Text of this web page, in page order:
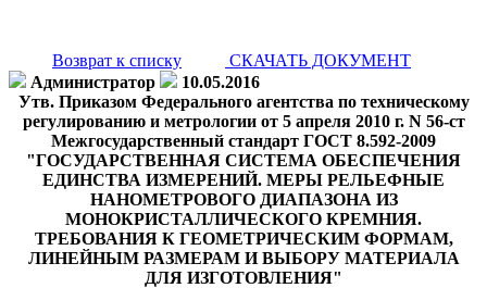
Возврат к списку
СКАЧАТЬ ДОКУМЕНТ
Администратор
10.05.2016
Утв. Приказом Федерального агентства по техническому
регулированию и метрологии от 5 апреля 2010 г. N 56-ст
Межгосударственный стандарт ГОСТ 8.592-2009
"ГОСУДАРСТВЕННАЯ СИСТЕМА ОБЕСПЕЧЕНИЯ
ЕДИНСТВА ИЗМЕРЕНИЙ. МЕРЫ РЕЛЬЕФНЫЕ
НАНОМЕТРОВОГО ДИАПАЗОНА ИЗ
МОНОКРИСТАЛЛИЧЕСКОГО КРЕМНИЯ.
ТРЕБОВАНИЯ К ГЕОМЕТРИЧЕСКИМ ФОРМАМ,
ЛИНЕЙНЫМ РАЗМЕРАМ И ВЫБОРУ МАТЕРИАЛА
ДЛЯ ИЗГОТОВЛЕНИЯ"